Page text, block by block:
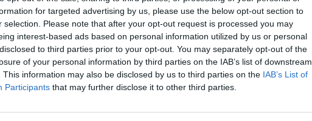
for targeted advertising by us, please use the below opt-out section to
selection. Please note that after your opt-out request is processed you may
interest-based ads based on personal information utilized by us or personal
to third parties prior to your opt-out. You may separately opt-out of the
of your personal information by third parties on the IAB’s list of downstream
This information may also be disclosed by us to third parties on the IAB’s List of
Participants that may further disclose it to other third parties.
0 réactions